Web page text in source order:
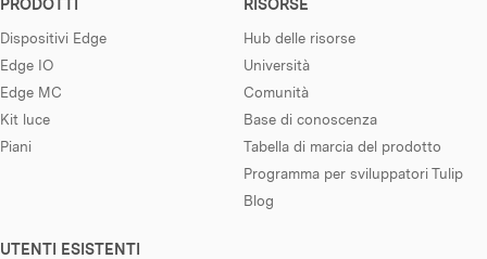
PRODOTTI
Dispositivi Edge
Edge IO
Edge MC
Kit luce
Piani
RISORSE
Hub delle risorse
Università
Comunità
Base di conoscenza
Tabella di marcia del prodotto
Programma per sviluppatori Tulip
Blog
UTENTI ESISTENTI